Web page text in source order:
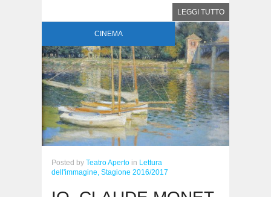
LEGGI TUTTO
CINEMA
Posted by Teatro Aperto in Lettura
dell'immagine, Stagione 2016/2017